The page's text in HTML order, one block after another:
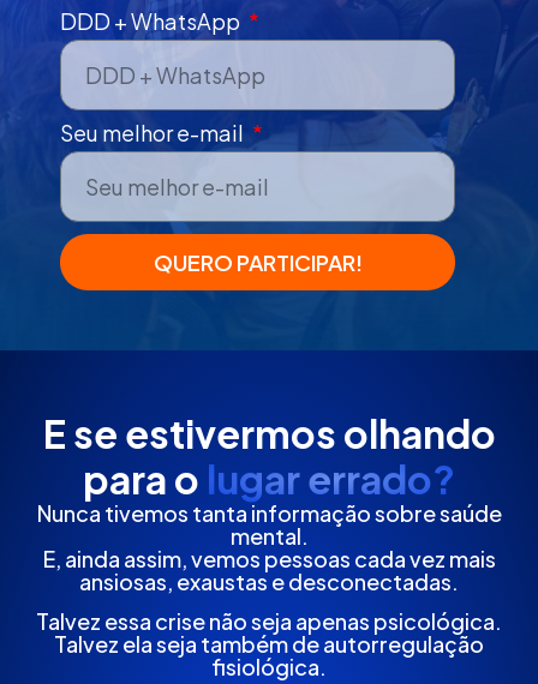
DDD + WhatsApp
Seu melhor e-mail
QUERO PARTICIPAR!
E se estivermos olhando
para o lugar errado?
Nunca tivemos tanta informação sobre saúde
mental.
E, ainda assim, vemos pessoas cada vez mais
ansiosas, exaustas e desconectadas.
Talvez essa crise não seja apenas psicológica.
Talvez ela seja também de autorregulação
fisiológica.